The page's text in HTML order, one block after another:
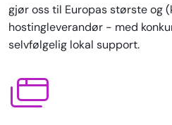
gjør oss til Europas største og
hostingleverandør - med
selvfølgelig lokal support.